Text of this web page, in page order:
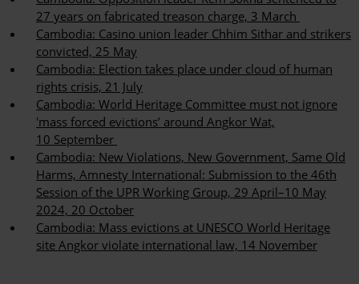
27 years on fabricated treason charge, 3 March
Cambodia: Casino union leader Chhim Sithar and strikers
convicted, 25 May
Cambodia: Election takes place under cloud of human
rights crisis, 21 July
Cambodia: World Heritage Committee must not ignore
'mass forced evictions’ around Angkor Wat,
10 September
Cambodia: New Violations, New Government, Same Old
Harms, Amnesty International: Submission to the 46th
Session of the UPR Working Group, 29 April–10 May
2024, 20 October
Cambodia: Mass evictions at UNESCO World Heritage
site Angkor violate international law, 14 November